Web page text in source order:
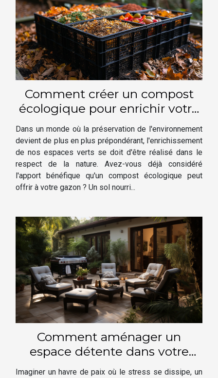
Comment créer un compost
écologique pour enrichir votre
gazon naturellement
Dans un monde où la préservation de l'environnement
devient de plus en plus prépondérant, l'enrichissement
de nos espaces verts se doit d'être réalisé dans le
respect de la nature. Avez-vous déjà considéré
l'apport bénéfique qu'un compost écologique peut
offrir à votre gazon ? Un sol nourri...
Comment aménager un
espace détente dans votre
jardin avec un spa de 6 places
Imaginer un havre de paix où le stress se dissipe, un